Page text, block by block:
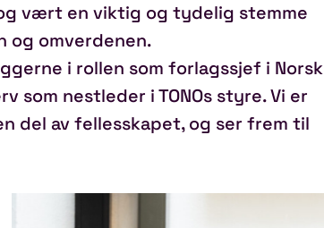
vært en viktig og tydelig stemme
og omverdenen.
i rollen som forlagssjef i Norsk
som nestleder i TONOs styre. Vi er
del av fellesskapet, og ser frem til